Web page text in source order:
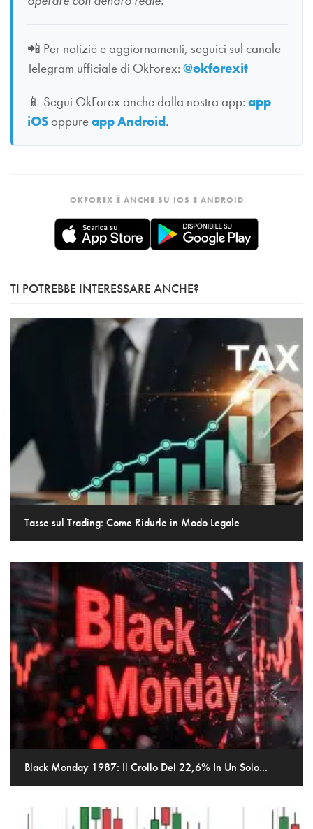
📲 Per notizie e aggiornamenti, seguici sul canale
Telegram ufficiale di OkForex: @okforexit
📱 Segui OkForex anche dalla nostra app: app
iOSoppureapp Android.
OKFOREX È ANCHE SU IOS E ANDROID
TI POTREBBE INTERESSARE ANCHE?
Tasse sul Trading: Come Ridurle in Modo Legale
Black Monday 1987: Il Crollo Del 22,6% In Un Solo...